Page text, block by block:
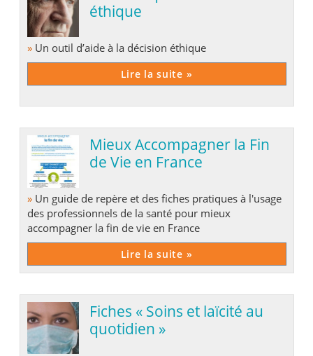
éthique
» Un outil d’aide à la décision éthique
Lire la suite »
Mieux Accompagner la Fin
de Vie en France
»Un guide de repère et des fiches pratiques à l'usage
des professionnels de la santé pour mieux
accompagner la fin de vie en France
Lire la suite »
Fiches « Soins et laïcité au
quotidien »